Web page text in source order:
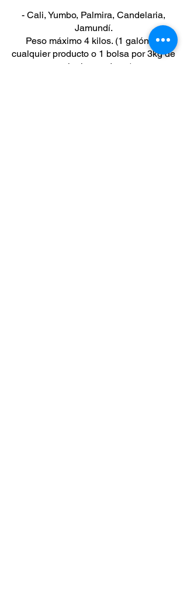
producto y repórtelo inmediatamente
al teléfono 300 6186052 o al correo
atencionalcliente@asenix.com.co.
- Cali, Yumbo, Palmira, Candelaria,
Jamundí.
Peso máximo 4 kilos. (1 galón de
cualquier producto o 1 bolsa por 3kg de
cualquier producto).